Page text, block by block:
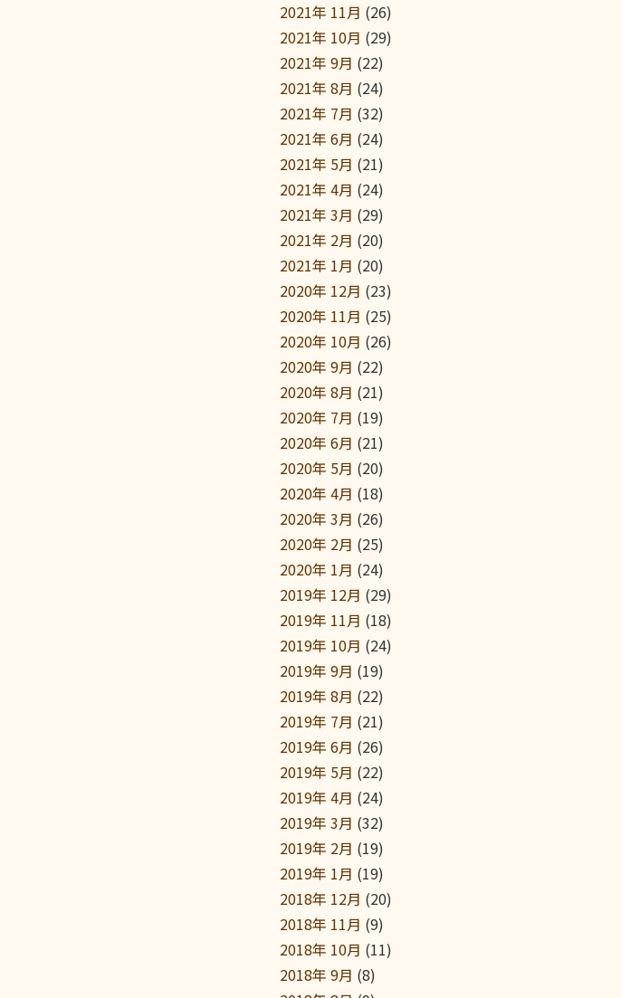
2021年 11月 (26)
2021年 10月 (29)
2021年 9月 (22)
2021年 8月 (24)
2021年 7月 (32)
2021年 6月 (24)
2021年 5月 (21)
2021年 4月 (24)
2021年 3月 (29)
2021年 2月 (20)
2021年 1月 (20)
2020年 12月 (23)
2020年 11月 (25)
2020年 10月 (26)
2020年 9月 (22)
2020年 8月 (21)
2020年 7月 (19)
2020年 6月 (21)
2020年 5月 (20)
2020年 4月 (18)
2020年 3月 (26)
2020年 2月 (25)
2020年 1月 (24)
2019年 12月 (29)
2019年 11月 (18)
2019年 10月 (24)
2019年 9月 (19)
2019年 8月 (22)
2019年 7月 (21)
2019年 6月 (26)
2019年 5月 (22)
2019年 4月 (24)
2019年 3月 (32)
2019年 2月 (19)
2019年 1月 (19)
2018年 12月 (20)
2018年 11月 (9)
2018年 10月 (11)
2018年 9月 (8)